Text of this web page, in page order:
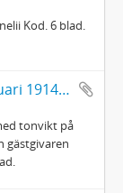
Kod. 6 blad.
Ingvar Rörs: Bondetåget den 6 februari 1914 : Ett 80-årsminne
tonvikt på
gästgivaren